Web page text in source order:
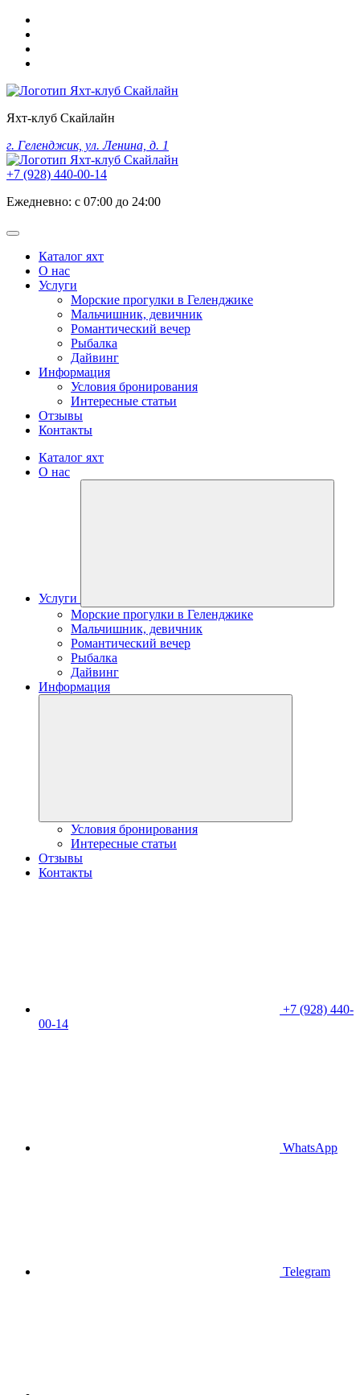
Яхт-клуб Скайлайн
г. Геленджик, ул. Ленина, д. 1
+7 (928) 440-00-14
Ежедневно: с 07:00 до 24:00
Каталог яхт
О нас
Услуги
Морские прогулки в Геленджике
Мальчишник, девичник
Романтический вечер
Рыбалка
Дайвинг
Информация
Условия бронирования
Интересные статьи
Отзывы
Контакты
Каталог яхт
О нас
Услуги
Морские прогулки в Геленджике
Мальчишник, девичник
Романтический вечер
Рыбалка
Дайвинг
Информация
Условия бронирования
Интересные статьи
Отзывы
Контакты
+7 (928) 440-
00-14
WhatsApp
Telegram